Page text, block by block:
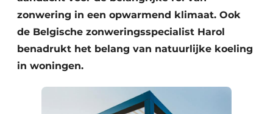
zonwering in een opwarmend klimaat. Ook
de Belgische zonweringsspecialist Harol
benadrukt het belang van natuurlijke koeling
in woningen.